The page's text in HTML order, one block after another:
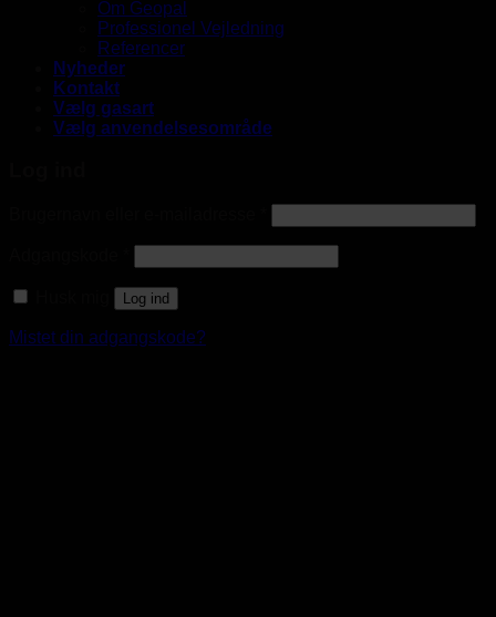
Om Geopal
Professionel Vejledning
Referencer
Nyheder
Kontakt
Vælg gasart
Vælg anvendelsesområde
Log ind
Mistet din adgangskode?